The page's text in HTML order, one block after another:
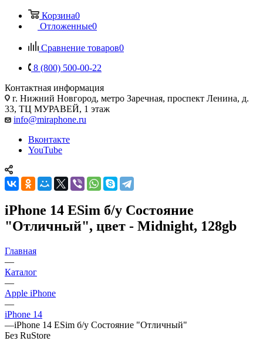
Корзина0
Отложенные0
Сравнение товаров0
8 (800) 500-00-22
Контактная информация
г. Нижний Новгород, метро Заречная, проспект Ленина, д.
33, ТЦ МУРАВЕЙ, 1 этаж
info@miraphone.ru
Вконтакте
YouTube
iPhone 14 ESim б/у Состояние
"Отличный", цвет - Midnight, 128gb
Главная
—
Каталог
—
Apple iPhone
—
iPhone 14
—iPhone 14 ESim б/у Состояние "Отличный"
Без RuStore